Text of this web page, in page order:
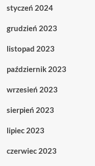
styczeń 2024
grudzień 2023
listopad 2023
październik 2023
wrzesień 2023
sierpień 2023
lipiec 2023
czerwiec 2023